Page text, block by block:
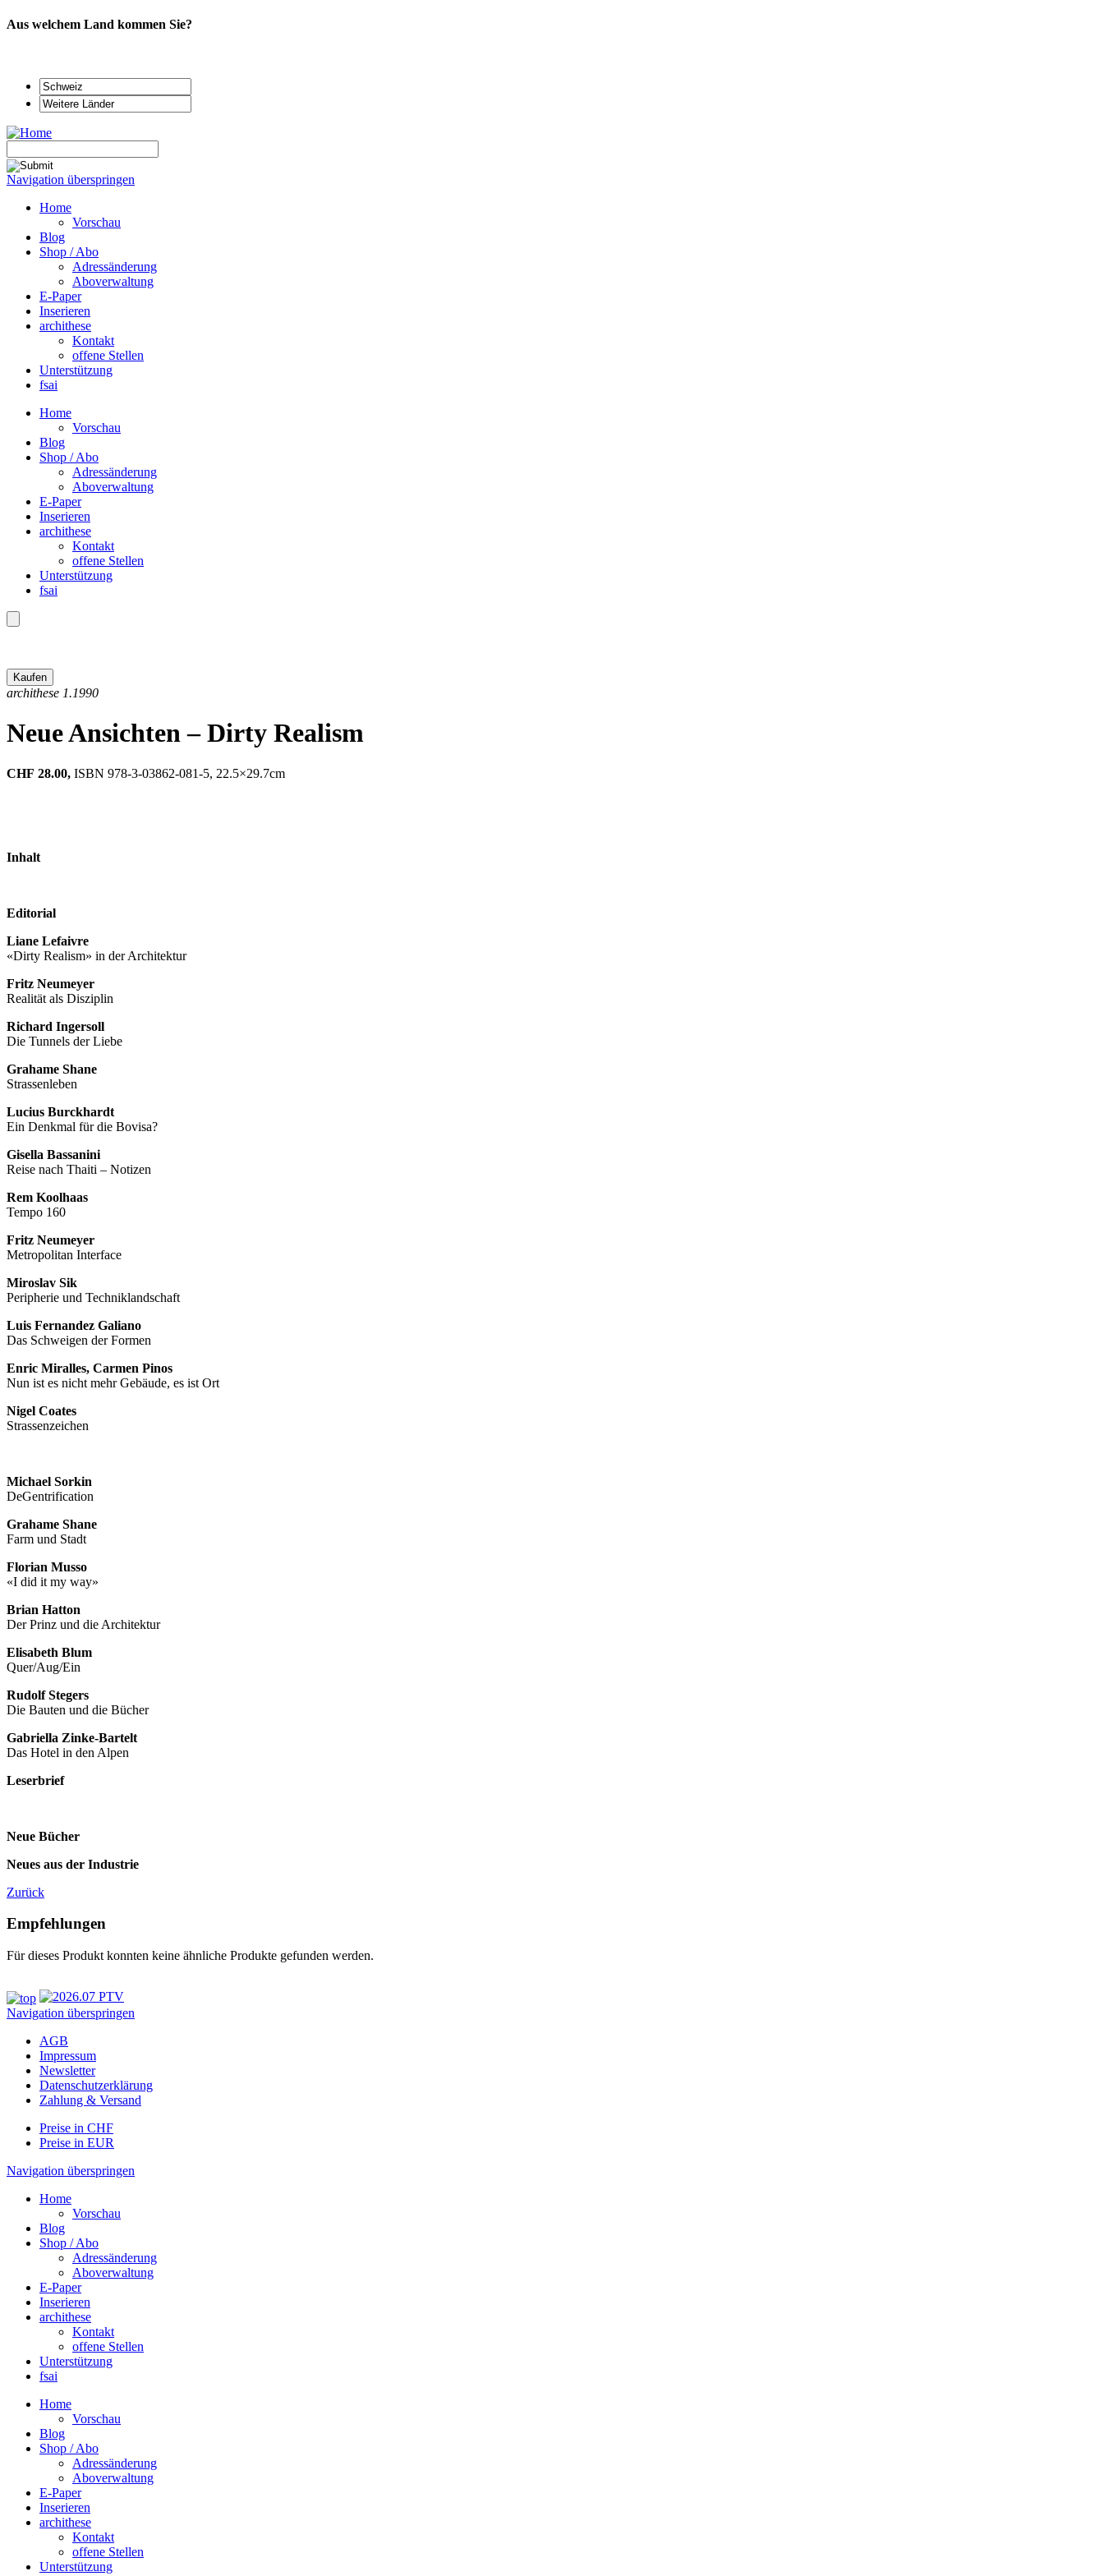
Aus welchem Land kommen Sie?
Navigation überspringen
Home
Vorschau
Blog
Shop / Abo
Adressänderung
Aboverwaltung
E-Paper
Inserieren
archithese
Kontakt
offene Stellen
Unterstützung
fsai
Home
Vorschau
Blog
Shop / Abo
Adressänderung
Aboverwaltung
E-Paper
Inserieren
archithese
Kontakt
offene Stellen
Unterstützung
fsai
archithese 1.1990
Neue Ansichten – Dirty Realism
CHF 28.00, ISBN 978-3-03862-081-5, 22.5×29.7cm
Inhalt
Editorial
Liane Lefaivre
«Dirty Realism» in der Architektur
Fritz Neumeyer
Realität als Disziplin
Richard Ingersoll
Die Tunnels der Liebe
Grahame Shane
Strassenleben
Lucius Burckhardt
Ein Denkmal für die Bovisa?
Gisella Bassanini
Reise nach Thaiti – Notizen
Rem Koolhaas
Tempo 160
Fritz Neumeyer
Metropolitan Interface
Miroslav Sik
Peripherie und Techniklandschaft
Luis Fernandez Galiano
Das Schweigen der Formen
Enric Miralles, Carmen Pinos
Nun ist es nicht mehr Gebäude, es ist Ort
Nigel Coates
Strassenzeichen
Michael Sorkin
DeGentrification
Grahame Shane
Farm und Stadt
Florian Musso
«I did it my way»
Brian Hatton
Der Prinz und die Architektur
Elisabeth Blum
Quer/Aug/Ein
Rudolf Stegers
Die Bauten und die Bücher
Gabriella Zinke-Bartelt
Das Hotel in den Alpen
Leserbrief
Neue Bücher
Neues aus der Industrie
Zurück
Empfehlungen
Für dieses Produkt konnten keine ähnliche Produkte gefunden werden.
Navigation überspringen
AGB
Impressum
Newsletter
Datenschutzerklärung
Zahlung & Versand
Preise in CHF
Preise in EUR
Navigation überspringen
Home
Vorschau
Blog
Shop / Abo
Adressänderung
Aboverwaltung
E-Paper
Inserieren
archithese
Kontakt
offene Stellen
Unterstützung
fsai
Home
Vorschau
Blog
Shop / Abo
Adressänderung
Aboverwaltung
E-Paper
Inserieren
archithese
Kontakt
offene Stellen
Unterstützung